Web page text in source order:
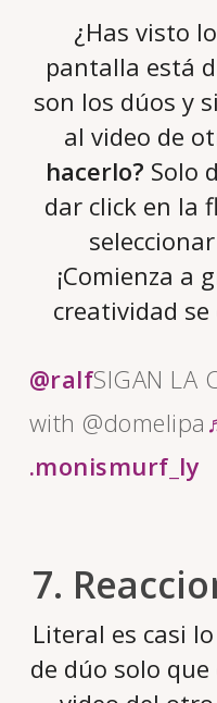
¿Has visto
pantalla está
son los dúos y
al video de
hacerlo? Solo
dar click en la
¡Comienza a
creatividad
@ralfSIGAN LA
with @domelipa
.monismurf_ly
7.
Literal es casi
de dúo solo